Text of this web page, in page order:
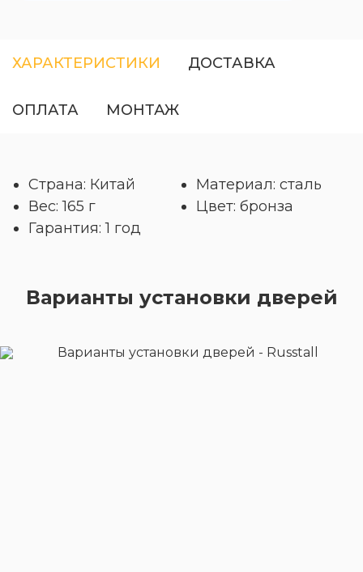
ХАРАКТЕРИСТИКИ ДОСТАВКА
ОПЛАТА МОНТАЖ
Страна: Китай
Вес: 165 г
Гарантия: 1 год
Материал: сталь
Цвет: бронза
Варианты установки дверей